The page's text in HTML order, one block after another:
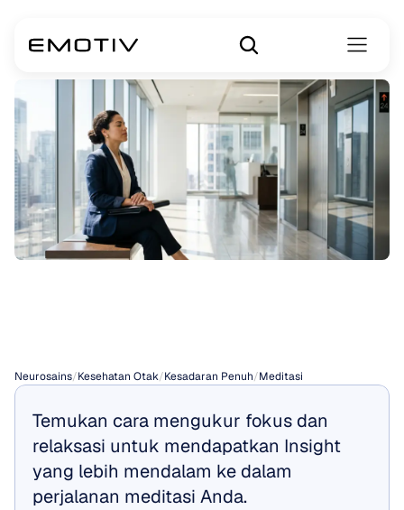
Neurosains/Kesehatan Otak/Kesadaran Penuh/Meditasi
Temukan cara mengukur fokus dan
relaksasi untuk mendapatkan Insight
yang lebih mendalam ke dalam
perjalanan meditasi Anda.